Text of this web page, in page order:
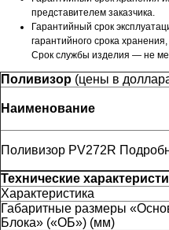
представителем заказчика.
Гарантийный срок
гарантийного срока хранения,
Срок службы изделия — не
Поливизор (цены в
Наименование
Поливизор PV272R
Технические
Характеристика
Габаритные размеры
Блока» («ОБ») (мм)